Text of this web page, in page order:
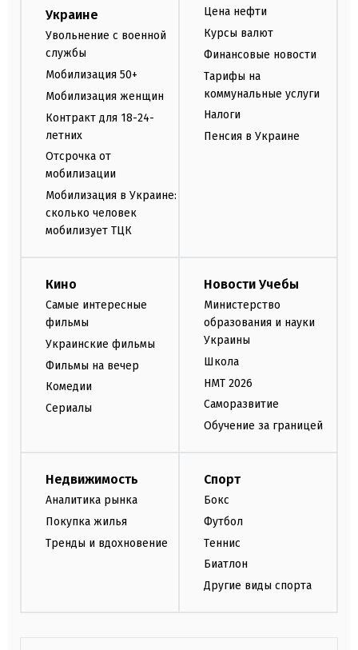
Украине
Увольнение с военной
службы
Мобилизация 50+
Мобилизация женщин
Контракт для 18-24-
летних
Отсрочка от
мобилизации
Мобилизация в Украине:
сколько человек
мобилизует ТЦК
Цена нефти
Курсы валют
Финансовые новости
Тарифы на
коммунальные услуги
Налоги
Пенсия в Украине
Кино
Самые интересные
фильмы
Украинские фильмы
Фильмы на вечер
Комедии
Сериалы
Новости Учебы
Министерство
образования и науки
Украины
Школа
НМТ 2026
Саморазвитие
Обучение за границей
Недвижимость
Аналитика рынка
Покупка жилья
Тренды и вдохновение
Спорт
Бокс
Футбол
Теннис
Биатлон
Другие виды спорта